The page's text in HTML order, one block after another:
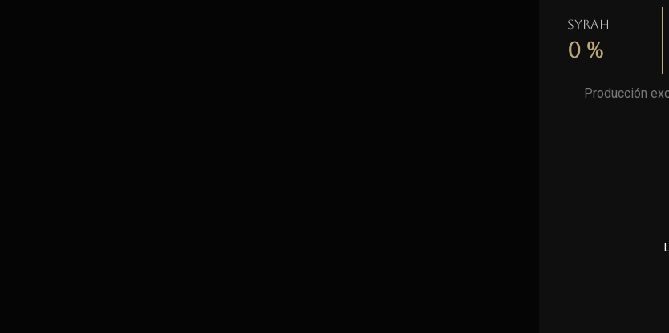
Syrah
0 %
Producción